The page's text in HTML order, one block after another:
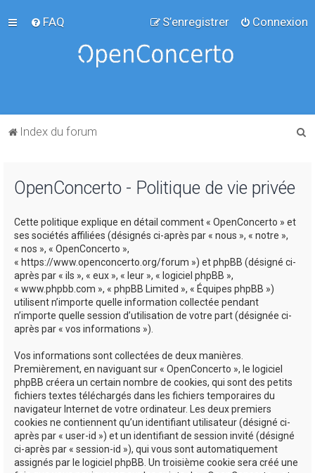
FAQ Connexion
S’enregistrer
Index du forum
OpenConcerto - Politique de vie privée
Cette politique explique en détail comment « OpenConcerto » et
ses sociétés affiliées (désignés ci-après par « nous », « notre »,
« nos », « OpenConcerto »,
« https://www.openconcerto.org/forum ») et phpBB (désigné ci-
après par « ils », « eux », « leur », « logiciel phpBB »,
« www.phpbb.com », « phpBB Limited », « Équipes phpBB »)
utilisent n’importe quelle information collectée pendant
n’importe quelle session d’utilisation de votre part (désignée ci-
après par « vos informations »).
Vos informations sont collectées de deux manières.
Premièrement, en naviguant sur « OpenConcerto », le logiciel
phpBB créera un certain nombre de cookies, qui sont des petits
fichiers textes téléchargés dans les fichiers temporaires du
navigateur Internet de votre ordinateur. Les deux premiers
cookies ne contiennent qu’un identifiant utilisateur (désigné ci-
après par « user-id ») et un identifiant de session invité (désigné
ci-après par « session-id »), qui vous sont automatiquement
assignés par le logiciel phpBB. Un troisième cookie sera créé une